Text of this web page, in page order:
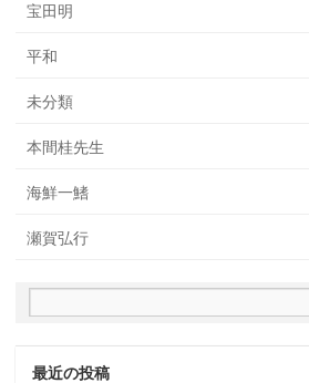
宝田明
平和
未分類
本間桂先生
海鮮一鰭
瀬賀弘行
最近の投稿